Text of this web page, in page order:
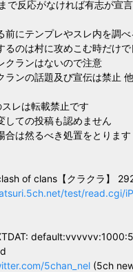
反応がなければ有志が宣言
前にテンプレやスレ内を調べ
るのは村に攻めこむ時だけ
クランはないので注意
ランの話題及び宣伝は禁止
レは転載禁止です
しての投稿も認めません
合は然るべき処置をとります
of clans【クラクラ】
test/read.cgi/
5chan_nel (5ch